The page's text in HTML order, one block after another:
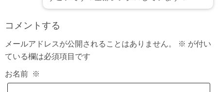
コメントする
メールアドレスが公開されることはありません。 ※ が付い
ている欄は必須項目です
お名前 ※